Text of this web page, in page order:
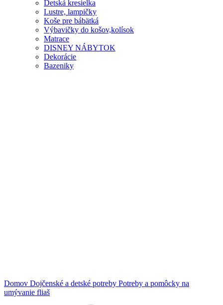
Detská kresielka
Lustre, lampičky
Koše pre bábätká
Výbavičky do košov,kolísok
Matrace
DISNEY NÁBYTOK
Dekorácie
Bazeniky
Domov Dojčenské a detské potreby Potreby a pomôcky na
umývanie fliaš